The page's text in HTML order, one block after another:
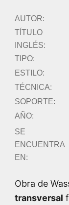
AUTOR:
TÍTULO
INGLÉS:
TIPO:
ESTILO:
TÉCNICA:
SOPORTE:
AÑO:
SE
ENCUENTRA
EN:
Obra de
transversal